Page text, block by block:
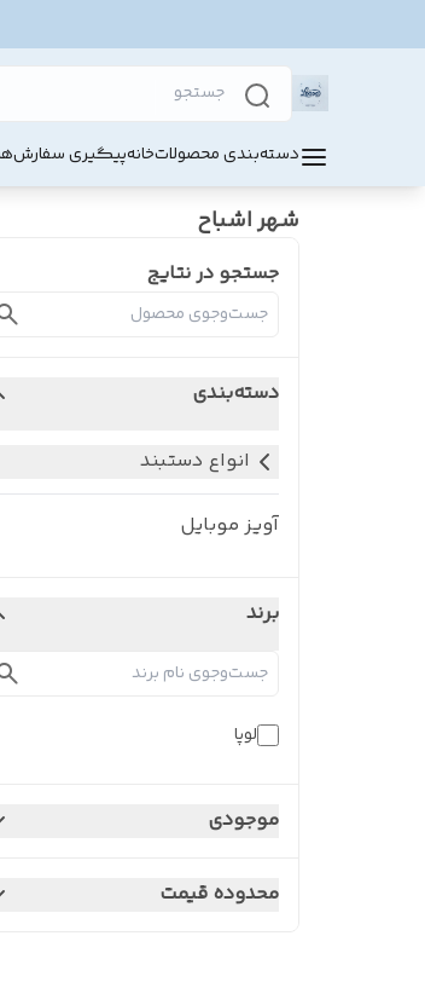
دسته‌بندی محصولاتخانهپیگیری سفارش
شهر اشباح
جستجو در نتایج
دسته‌بندی
انواع دستبند
آویز موبایل
برند
لوپا
موجودی
محدوده قیمت